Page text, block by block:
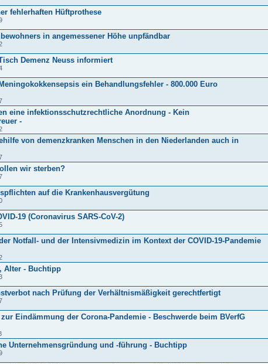
fehlerhaften Hüftprothese
in angemessener Höhe unpfändbar
Demenz Neuss informiert
ein Behandlungsfehler - 800.000 Euro
eine infektionsschutzrechtliche Anordnung - Kein
-
von demenzkranken Menschen in den Niederlanden auch in
wir sterben?
auf die Krankenhausvergütung
19 (Coronavirus SARS-CoV-2)
Notfall- und der Intensivmedizin im Kontext der COVID-19-Pandemie
Alter - Buchtipp
nach Prüfung der Verhältnismäßigkeit gerechtfertigt
Eindämmung der Corona-Pandemie - Beschwerde beim BVerfG
Unternehmensgründung und -führung - Buchtipp